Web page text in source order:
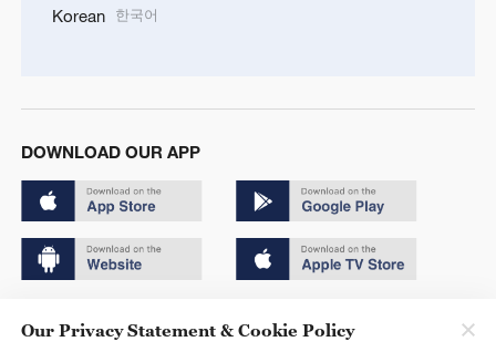
Korean 한국어
DOWNLOAD OUR APP
Our Privacy Statement & Cookie Policy